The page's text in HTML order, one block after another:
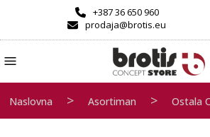
+387 36 650 960
prodaja@brotis.eu
Naslovna > Asortiman > Ostala